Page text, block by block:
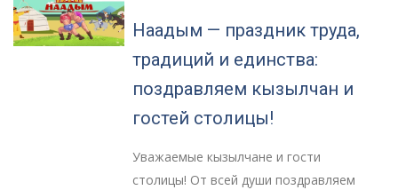
Наадым — праздник труда,
традиций и единства:
поздравляем кызылчан и
гостей столицы!
Уважаемые кызылчане и гости
столицы! От всей души поздравляем